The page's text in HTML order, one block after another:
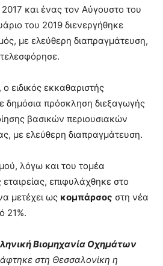
και ένας τον Αύγουστο του
του 2019 διενεργήθηκε
με ελεύθερη διαπραγμάτευση,
ειδικός εκκαθαριστής
δημόσια πρόσκληση διεξαγωγής
βασικών περιουσιακών
με ελεύθερη διαπραγμάτευση.
λόγω και του τομέα
επιφυλάχθηκε στο
μετέχει ως κομπάρσος στη νέα
21%.
Βιομηχανία Οχημάτων
στη Θεσσαλονίκη η